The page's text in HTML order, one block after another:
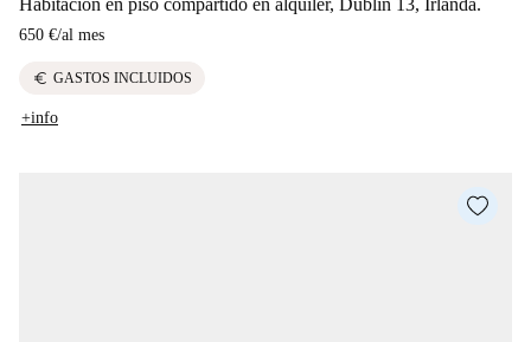
Habitación en piso compartido en alquiler, Dublín 13, Irlanda.
650 €/al mes
euro GASTOS INCLUIDOS
+info